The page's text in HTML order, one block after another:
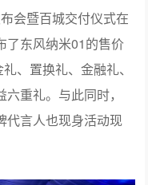
会暨百城交付仪式在
了东风纳米01的售价
、置换礼、金融礼、
重礼。与此同时，
代言人也现身活动现